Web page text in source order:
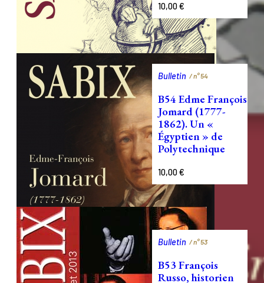
10,00€
Bulletin / n°54
B54 Edme François
Jomard (1777-
1862)‎. Un «
Égyptien » de
Polytechnique‎
10,00€
Bulletin / n°53
B53 François
Russo, historien